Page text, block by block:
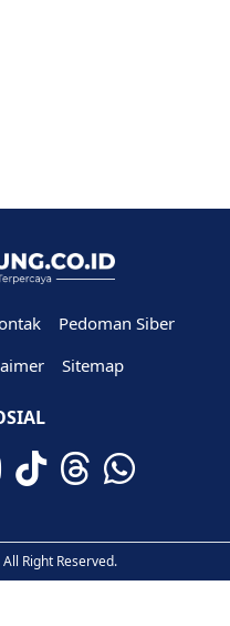
Pedoman Siber
Sitemap
Right Reserved.